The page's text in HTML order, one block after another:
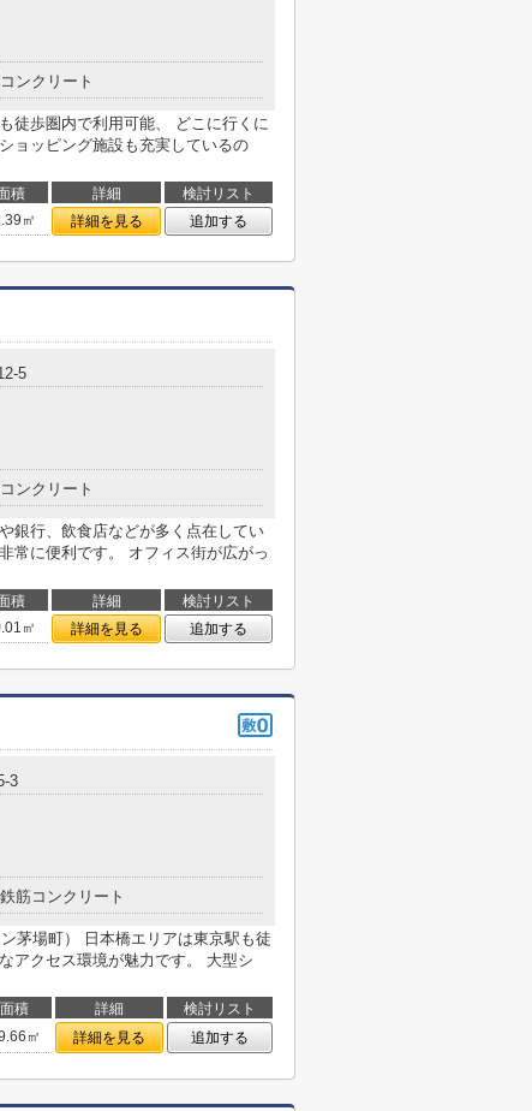
ンクリート
徒歩圏内で利用可能、 どこに行くに
ョッピング施設も充実しているの
積 詳細
検討リスト
㎡ 詳細を見る 追加する
5
ンクリート
銀行、飲食店などが多く点在してい
常に便利です。 オフィス街が広がっ
積 詳細
検討リスト
㎡ 詳細を見る 追加する
3
筋コンクリート
茅場町） 日本橋エリアは東京駅も徒
アクセス環境が魅力です。 大型シ
面積 詳細
検討リスト
㎡ 詳細を見る 追加する